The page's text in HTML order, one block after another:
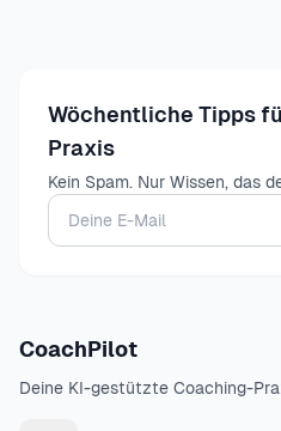
Wöchentliche Tipps
Praxis
Kein Spam. Nur Wissen, das
CoachPilot
Deine KI-gestützte Coaching-